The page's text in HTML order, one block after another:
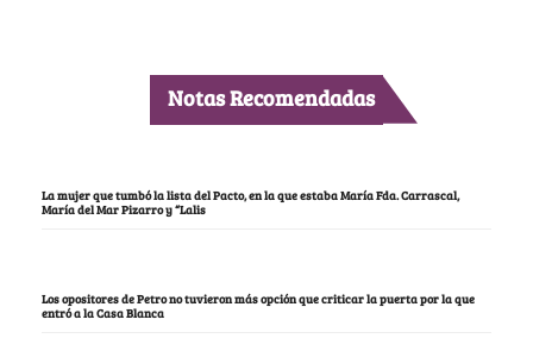
Notas Recomendadas
La mujer que tumbó la lista del Pacto, en la que estaba María Fda. Carrascal,
María del Mar Pizarro y “Lalis
Los opositores de Petro no tuvieron más opción que criticar la puerta por la que
entró a la Casa Blanca